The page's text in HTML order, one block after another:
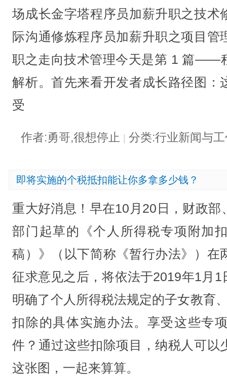
场成长金字塔程序员加薪升职之技术
际沟通修炼程序员加薪升职之项目管
职之走向技术管理今天是第 1 篇——
解析。首先来看开发者成长路径图：
受
作者:勇哥,很想停止 分类:行业新闻与
即将实施的个税抵扣能让你多拿多少钱？
重大好消息！早在10月20日，财政部
部门起草的《个人所得税专项附加
稿）》（以下简称《暂行办法》）在
征求意见之后，将依法于2019年1月
明确了个人所得税法规定的子女教育
扣除的具体实施办法。享受这些专
件？通过这些扣除项目，纳税人可以
这张图，一起来算算。